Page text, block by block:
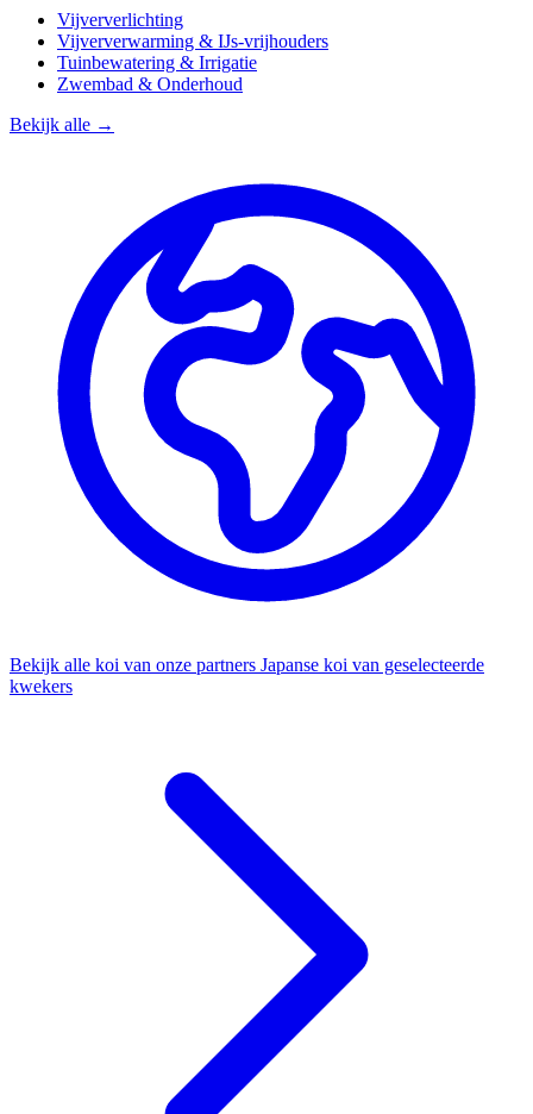
Vijververlichting
Vijververwarming & IJs-vrijhouders
Tuinbewatering & Irrigatie
Zwembad & Onderhoud
Bekijk alle →
Bekijk alle koi van onze partners Japanse koi van geselecteerde
kwekers